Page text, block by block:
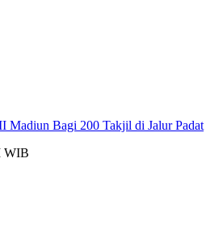
Madiun Bagi 200 Takjil di Jalur Padat
WIB